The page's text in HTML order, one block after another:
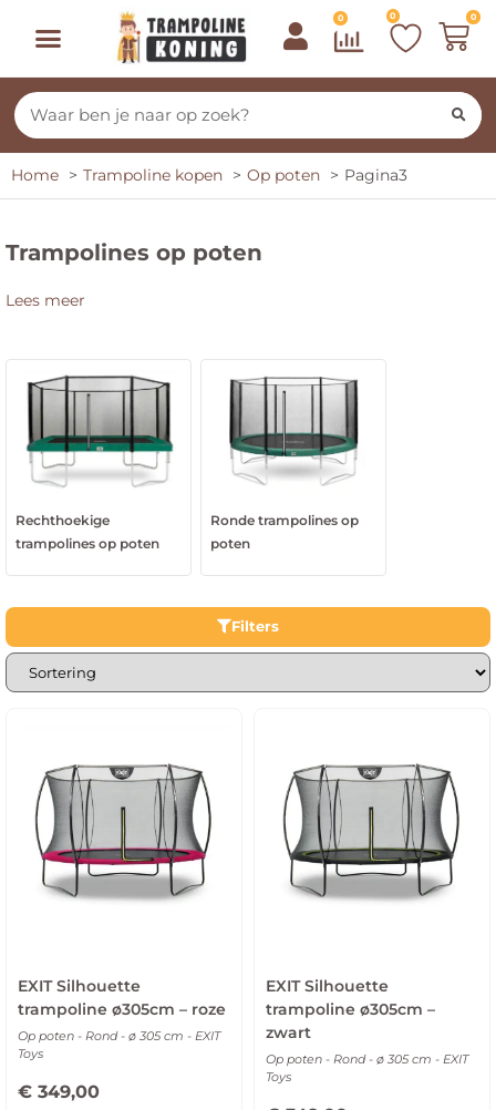
0 0 0
Home Trampoline kopen Op poten Pagina3
Trampolines op poten
Lees meer
Rechthoekige
trampolines op poten
Ronde trampolines op
poten
Filters
EXIT Silhouette
trampoline ø305cm – roze
Op poten - Rond - ø 305 cm - EXIT
Toys
€ 349,00
EXIT Silhouette
trampoline ø305cm –
zwart
Op poten - Rond - ø 305 cm - EXIT
Toys